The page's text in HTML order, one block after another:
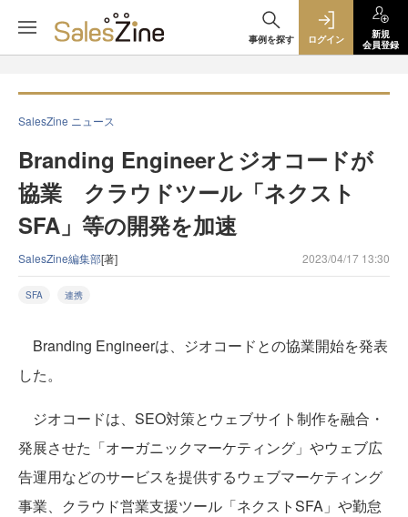
事例を探す ログイン
新規
会員登録
SalesZine ニュース
Branding Engineerとジオコードが
協業 クラウドツール「ネクスト
SFA」等の開発を加速
SalesZine編集部[著] 2023/04/17 13:30
SFA 連携
Branding Engineerは、ジオコードとの協業開始を発表
した。
ジオコードは、SEO対策とウェブサイト制作を融合・
発展させた「オーガニックマーケティング」やウェブ広
告運用などのサービスを提供するウェブマーケティング
事業、クラウド営業支援ツール「ネクストSFA」や勤怠